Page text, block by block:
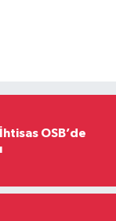
OSB’de